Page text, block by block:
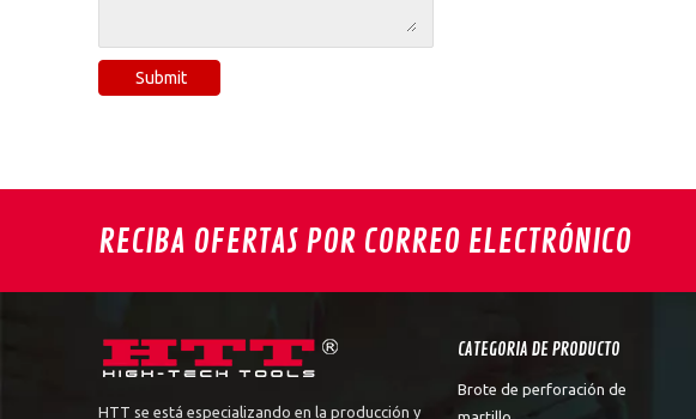
Submit
RECIBA OFERTAS POR CORREO ELECTRÓNICO
HTT se está especializando en la producción y
CATEGORIA DE PRODUCTO
Brote de perforación de